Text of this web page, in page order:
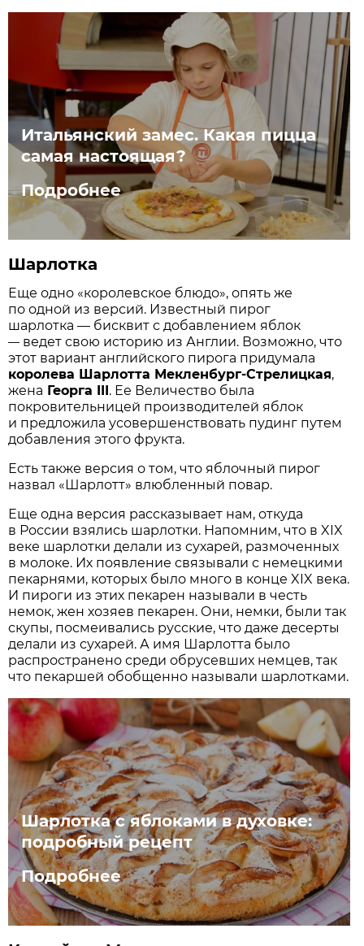
Итальянский замес. Какая пицца
самая настоящая?
Подробнее
Шарлотка
Еще одно «королевское блюдо», опять же
по одной из версий. Известный пирог
шарлотка — бисквит с добавлением яблок
— ведет свою историю из Англии. Возможно, что
этот вариант английского пирога придумала
королева Шарлотта Мекленбург-Стрелицкая,
жена Георга III. Ее Величество была
покровительницей производителей яблок
и предложила усовершенствовать пудинг путем
добавления этого фрукта.
Есть также версия о том, что яблочный пирог
назвал «Шарлотт» влюбленный повар.
Еще одна версия рассказывает нам, откуда
в России взялись шарлотки. Напомним, что в XIX
веке шарлотки делали из сухарей, размоченных
в молоке. Их появление связывали с немецкими
пекарнями, которых было много в конце XIX века.
И пироги из этих пекарен называли в честь
немок, жен хозяев пекарен. Они, немки, были так
скупы, посмеивались русские, что даже десерты
делали из сухарей. А имя Шарлотта было
распространено среди обрусевших немцев, так
что пекаршей обобщенно называли шарлотками.
Шарлотка с яблоками в духовке:
подробный рецепт
Подробнее